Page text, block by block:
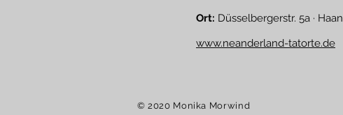
Ort: Düsselbergerstr. 5a · Haan
www.neanderland-tatorte.de
© 2020 Monika Morwind